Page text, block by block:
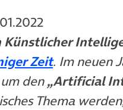
Künstlicher
Zeit(öffnet in
. Im neuen
den„Artificial
Thema